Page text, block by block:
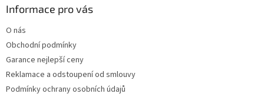
Informace pro vás
O nás
Obchodní podmínky
Garance nejlepší ceny
Reklamace a odstoupení od smlouvy
Podmínky ochrany osobních údajů